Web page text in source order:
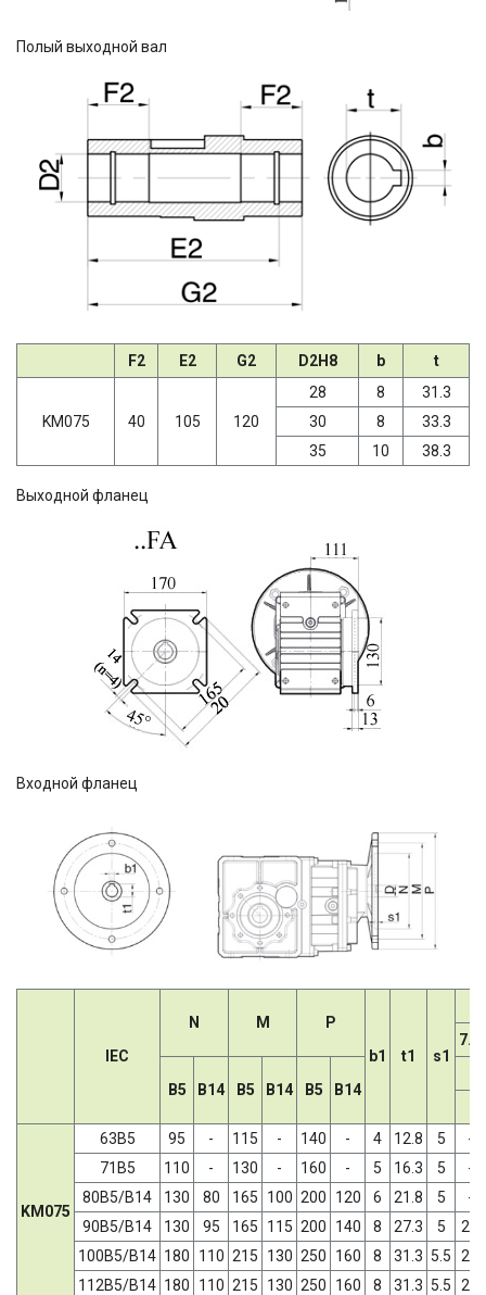
Полый выходной вал
F2 E2 G2 D2H8 b t
KM075 40 105 120
28 8
31.3
30
8
33.3
35
10 38.3
Выходной фланец
Входной фланец
IEC
N M
P
b1
t1 s1
7.5
B5 B14 B5 B14 B5 B14
KM075
63B5 95 - 115 - 140 - 4 12.8 5
-
71B5
110 - 130 - 160 - 5 16.3 5
-
80B5/B14
130 80 165 100 200 120 6 21.8 5
-
90B5/B14
130 95 165 115 200 140 8 27.3 5
24
100B5/B14 180 110 215 130 250 160 8 31.3 5.5
28
112B5/B14 180 110 215 130 250 160 8 31.3 5.5 28